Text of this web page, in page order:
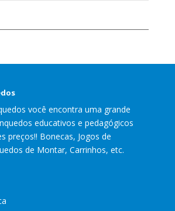
você encontra uma grande
educativos e pedagógicos
preços!! Bonecas, Jogos de
de Montar, Carrinhos, etc.